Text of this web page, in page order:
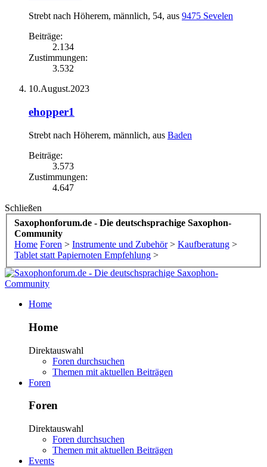
Strebt nach Höherem, männlich, 54, aus 9475 Sevelen
Beiträge:
2.134
Zustimmungen:
3.532
10.August.2023
ehopper1
Strebt nach Höherem, männlich, aus Baden
Beiträge:
3.573
Zustimmungen:
4.647
Schließen
Saxophonforum.de - Die deutschsprachige Saxophon-
Community
Home Foren > Instrumente und Zubehör > Kaufberatung >
Tablet statt Papiernoten Empfehlung >
Home
Home
Direktauswahl
Foren durchsuchen
Themen mit aktuellen Beiträgen
Foren
Foren
Direktauswahl
Foren durchsuchen
Themen mit aktuellen Beiträgen
Events